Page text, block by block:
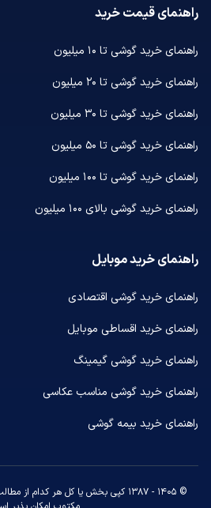
راهنمای قیمت خرید
راهنمای خرید گوشی تا ۱۰ میلیون
راهنمای خرید گوشی تا ۲۰ میلیون
راهنمای خرید گوشی تا ۳۰ میلیون
راهنمای خرید گوشی تا ۵۰ میلیون
راهنمای خرید گوشی تا ۱۰۰ میلیون
راهنمای خرید گوشی بالای ۱۰۰ میلیون
راهنمای خرید موبایل
راهنمای خرید گوشی اقتصادی
راهنمای خرید اقساطی موبایل
راهنمای خرید گوشی گیمینگ
راهنمای خرید گوشی مناسب عکاسی
راهنمای خرید بیمه گوشی
© ۱۴۰۵ - ۱۳۸۷ کپی بخش یا کل هر